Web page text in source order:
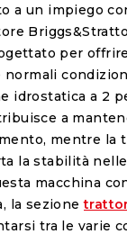
a un impiego
per
idrostatica a 2
a
mentre la
la stabilità nelle
macchina
la sezione
tra le varie